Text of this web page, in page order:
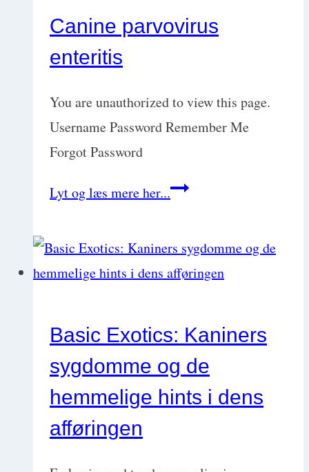
Canine parvovirus
enteritis
You are unauthorized to view this page.
Username Password Remember Me
Forgot Password
Lyt og læs mere her...Canine
enteritis
Basic Exotics: Kaniners
sygdomme og de
hemmelige hints i dens
afføringen